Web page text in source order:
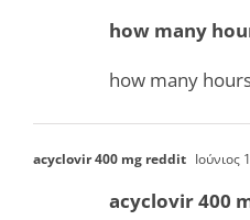
how many
how many
acyclovir 400 mg reddit Ιούνιος
acyclovir 400